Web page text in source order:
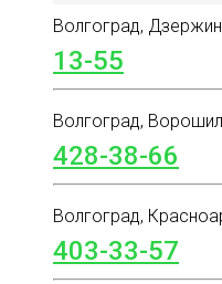
Волгоград,
13-55
Волгоград,
428-38-66
Волгоград,
403-33-57